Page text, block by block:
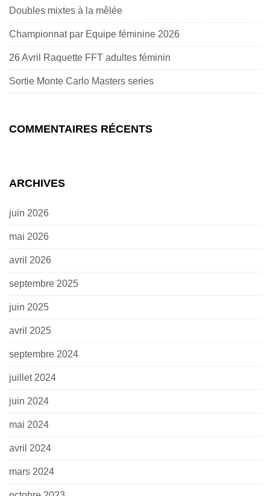
Doubles mixtes à la mêlée
Championnat par Equipe féminine 2026
26 Avril Raquette FFT adultes féminin
Sortie Monte Carlo Masters series
COMMENTAIRES RÉCENTS
ARCHIVES
juin 2026
mai 2026
avril 2026
septembre 2025
juin 2025
avril 2025
septembre 2024
juillet 2024
juin 2024
mai 2024
avril 2024
mars 2024